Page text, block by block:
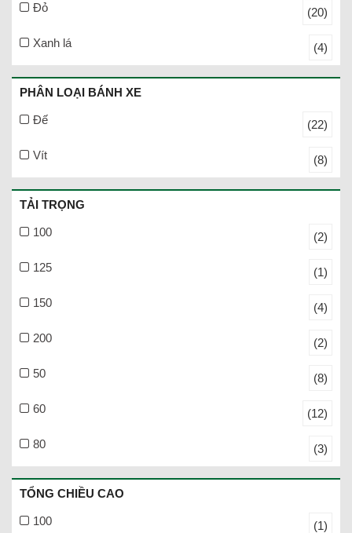
Đỏ (20)
Xanh lá (4)
PHÂN LOẠI BÁNH XE
Đế (22)
Vít (8)
TẢI TRỌNG
100 (2)
125 (1)
150 (4)
200 (2)
50 (8)
60 (12)
80 (3)
TỔNG CHIỀU CAO
100 (1)